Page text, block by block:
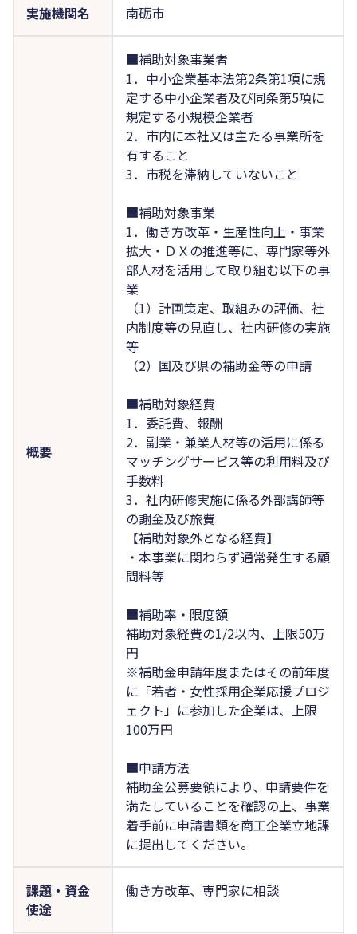
実施機関名 南砺市
概要
■補助対象事業者
1．中小企業基本法第2条第1項に規
定する中小企業者及び同条第5項に
規定する小規模企業者
2．市内に本社又は主たる事業所を
有すること
3．市税を滞納していないこと
■補助対象事業
1．働き方改革・生産性向上・事業
拡大・ＤＸの推進等に、専門家等外
部人材を活用して取り組む以下の事
業
（1）計画策定、取組みの評価、社
内制度等の見直し、社内研修の実施
等
（2）国及び県の補助金等の申請
■補助対象経費
1．委託費、報酬
2．副業・兼業人材等の活用に係る
マッチングサービス等の利用料及び
手数料
3．社内研修実施に係る外部講師等
の謝金及び旅費
【補助対象外となる経費】
・本事業に関わらず通常発生する顧
問料等
■補助率・限度額
補助対象経費の1/2以内、上限50万
円
※補助金申請年度またはその前年度
に「若者・女性採用企業応援プロジ
ェクト」に参加した企業は、上限
100万円
■申請方法
補助金公募要領により、申請要件を
満たしていることを確認の上、事業
着手前に申請書類を商工企業立地課
に提出してください。
課題・資金
使途
働き方改革、専門家に相談